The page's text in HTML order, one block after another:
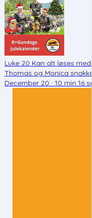
Luke 20 Kan alt løses
Thomas og Monica
December 20 · 10 min 16